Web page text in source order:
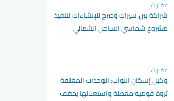
عقارات
شراكة بين سيراك وصرح للإنشاءات لتنفيذ
مشروع شماسي الساحل الشمالي
عقارات
وكيل إسكان النواب: الوحدات المغلقة
ثروة قومية معطلة واستغلالها يخفف